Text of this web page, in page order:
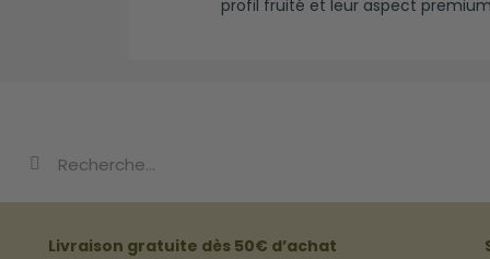
profil fruité et leur aspect
Livraison gratuite dès 50€ d’achat